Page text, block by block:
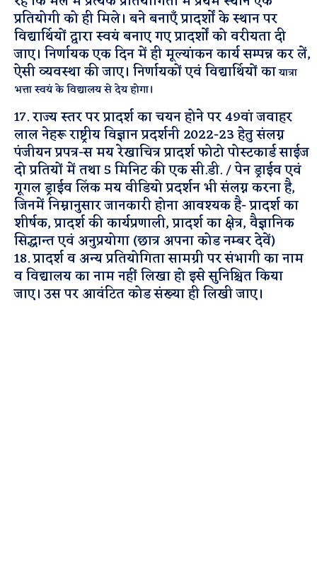
प्रतियोगी को ही मिले। बने बनाएँ प्रादर्शों के स्थान पर
विद्यार्थियों द्वारास्वयं बनाए गए प्रादर्शों को वरीयता दी
जाए। निर्णायक एक दिन में ही मूल्यांकन कार्य सम्पन्न कर लें,
ऐसी व्यवस्थाकी जाए। निर्णायकों एवं विद्यार्थियों कायात्रा
भत्ता स्वयं के विद्यालय से देय होगा।
17. राज्य स्तर पर प्रादर्श का चयन होने पर 49वां जवाहर
लाल नेहरू राष्ट्रीय विज्ञान प्रदर्शनी 2022-23 हेतु संलग्न
पंजीयन प्रपत्र-स मय रेखाचित्र प्रादर्श फोटो पोस्टकार्ड साईज
दो प्रतियों में तथा 5 मिनिट की एक सी.डी. / पेन ड्राईव एवं
गूगल ड्राईव लिंक मय वीडियो प्रदर्शन भी संलग्न करना है,
जिनमें निम्नानुसार जानकारी होना आवश्यक है- प्रादर्श का
शीर्षक, प्रादर्श की कार्यप्रणाली, प्रादर्श का क्षेत्र, वैज्ञानिक
सिद्धान्त एवं अनुप्रयोगा (छात्र अपना कोड नम्बर देवें)
18. प्रादर्श व अन्य प्रतियोगिता सामग्री पर संभागी का नाम
व विद्यालय का नाम नहीं लिखा हो इसे सुनिश्चित किया
जाए। उस पर आवंटित कोड संख्या ही लिखी जाए।